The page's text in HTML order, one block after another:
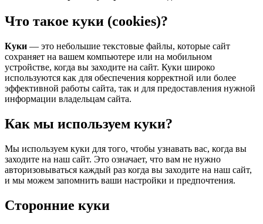
Что такое куки (cookies)?
Куки — это небольшие текстовые файлы, которые сайт
сохраняет на вашем компьютере или на мобильном
устройстве, когда вы заходите на сайт. Куки широко
используются как для обеспечения корректной или более
эффективной работы сайта, так и для предоставления нужной
информации владельцам сайта.
Как мы используем куки?
Мы используем куки для того, чтобы узнавать вас, когда вы
заходите на наш сайт. Это означает, что вам не нужно
авторизовываться каждый раз когда вы заходите на наш сайт,
и мы можем запомнить ваши настройки и предпочтения.
Сторонние куки